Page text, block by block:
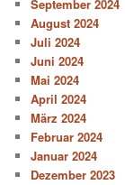
September 2024
August 2024
Juli 2024
Juni 2024
Mai 2024
April 2024
März 2024
Februar 2024
Januar 2024
Dezember 2023